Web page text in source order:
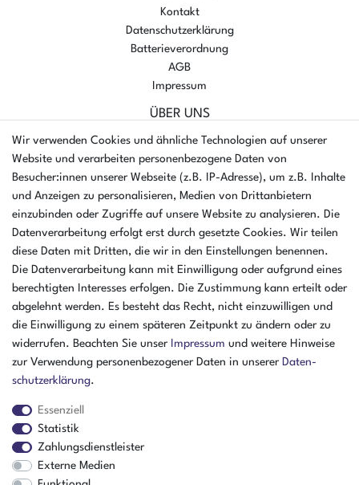
Kontakt
Datenschutzerklärung
Batterieverordnung
AGB
Impressum
ÜBER UNS
AMIKON GMBH
Einsteinstr. 8a
46325 Borken
Deutschland
Öffnungszeiten Montag - Donnerstag
07:30 - 16:00 Uhr
Öffnungszeiten Freitag
07:30 - 15:00 Uhr
ZAHLUNGSARTEN
Wir verwenden Cookies und ähnliche Technologien auf unserer
Website und verarbeiten personenbezogene Daten von
Besucher:innen unserer Webseite (z.B. IP-Adresse), um z.B. Inhalte
und Anzeigen zu personalisieren, Medien von Drittanbietern
einzubinden oder Zugriffe auf unsere Website zu analysieren. Die
Datenverarbeitung erfolgt erst durch gesetzte Cookies. Wir teilen
diese Daten mit Dritten, die wir in den Einstellungen benennen.
Die Datenverarbeitung kann mit Einwilligung oder aufgrund eines
berechtigten Interesses erfolgen. Die Zustimmung kann erteilt oder
abgelehnt werden. Es besteht das Recht, nicht einzuwilligen und
die Einwilligung zu einem späteren Zeitpunkt zu ändern oder zu
widerrufen. Beachten Sie unser Impressum und weitere Hinweise
zur Verwendung personenbezogener Daten in unserer Daten­
schutz­erklärung.
Essenziell
Statistik
Zahlungsdienstleister
Externe Medien